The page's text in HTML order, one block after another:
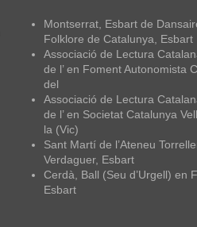
Montserrat, Esbart de
Folklore de Catalunya, Esbart
Associació de Lectura
de l’en Foment Autonomista
del
Associació de Lectura
de l’en Societat Catalunya
la (Vic)
Sant Martí de l’Ateneu
Verdaguer, Esbart
Cerdà, Ball (Seu d’Urgell) en
Esbart